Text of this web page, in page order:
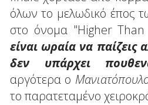
όλων το μελωδικό έπος
στο όνομα "Higher
είναι ωραία να παίζεις
δεν υπάρχει
αργότερα o
το παρατεταμένο